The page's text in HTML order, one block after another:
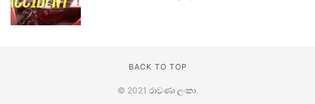
BACK TO TOP
© 2021 රාවණා ලංකා.